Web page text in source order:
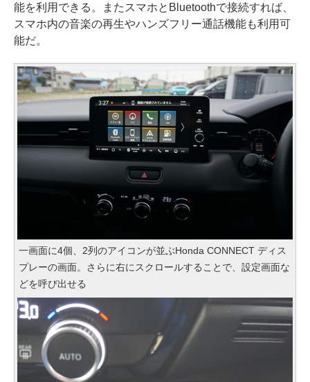
能を利用できる。またスマホとBluetoothで接続すれば、
スマホ内の音楽の再生やハンズフリー通話機能も利用可
能だ。
一画面に4個、2列のアイコンが並ぶHonda CONNECT ディス
プレーの画面。さらに右にスクロールすることで、設定画面な
どを呼び出せる